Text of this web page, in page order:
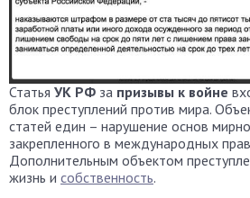
Статья УК РФ за призывы к войне
блок преступлений против мира.
статей един – нарушение основ
закрепленного в международных
Дополнительным объектом
жизнь и собственность.